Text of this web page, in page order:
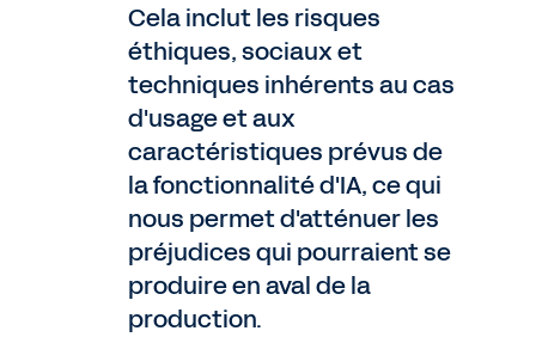
Cela inclut les risques
éthiques, sociaux et
techniques inhérents au cas
d'usage et aux
caractéristiques prévus de
la fonctionnalité d'IA, ce qui
nous permet d'atténuer les
préjudices qui pourraient se
produire en aval de la
production.